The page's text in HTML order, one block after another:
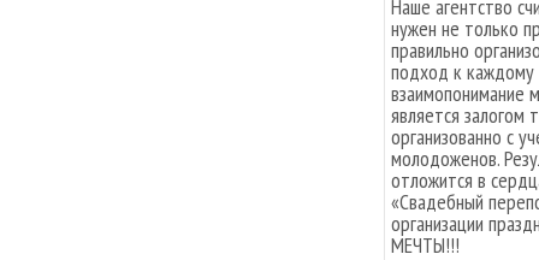
Наше агентство
нужен не только
правильно
подход к каждому
взаимопонимание
является залогом
организованно с
молодоженов.
отложится в
«Свадебный
организации
МЕЧТЫ!!!